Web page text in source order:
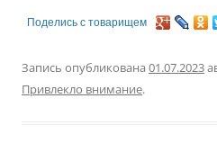
Поделись с товарищем
Запись опубликована 01.07.2023
Привлекло внимание.